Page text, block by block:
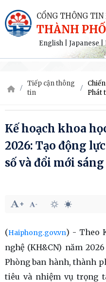
CỔNG THÔNG
THÀNH
English Japanese|
Tiếp cận thông
tin
Phát
Kế hoạch khoa
2026: Tạo động
số và đổi mới
(Haiphong.gov.vn) - Theo
nghệ (KH&CN) năm
Phòng ban hành, thành
tiêu và nhiệm vụ trọng